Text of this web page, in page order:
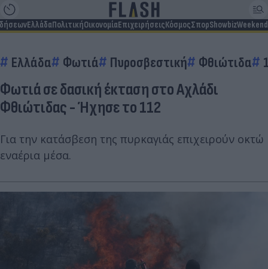
ΕλλάδαΠολιτικήΟικονομίαΕπιχειρήσειςΚόσμοςΣπορShowbizWeekend
Ελλάδα Φωτιά Πυροσβεστική Φθιώτιδα
Φωτιά σε δασική έκταση στο Αχλάδι
Φθιώτιδας - Ήχησε το 112
Για την κατάσβεση της πυρκαγιάς επιχειρούν οκτώ
εναέρια μέσα.